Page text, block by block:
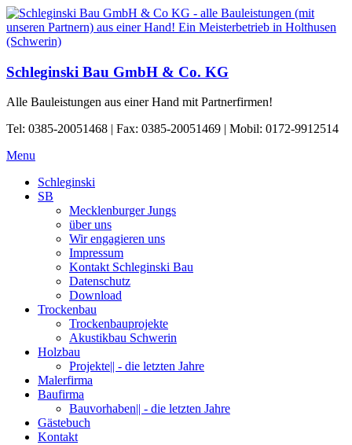
Schleginski Bau GmbH & Co. KG
Alle Bauleistungen aus einer Hand mit Partnerfirmen!
Tel: 0385-20051468 | Fax: 0385-20051469 | Mobil: 0172-9912514
Menu
Schleginski
SB
Mecklenburger Jungs
über uns
Wir engagieren uns
Impressum
Kontakt Schleginski Bau
Datenschutz
Download
Trockenbau
Trockenbauprojekte
Akustikbau Schwerin
Holzbau
Projekte|| - die letzten Jahre
Malerfirma
Baufirma
Bauvorhaben|| - die letzten Jahre
Gästebuch
Kontakt